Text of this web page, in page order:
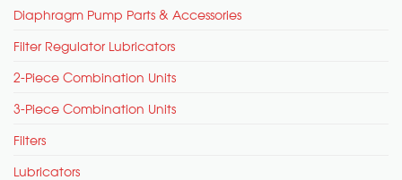
Diaphragm Pump Parts & Accessories
Filter Regulator Lubricators
2-Piece Combination Units
3-Piece Combination Units
Filters
Lubricators